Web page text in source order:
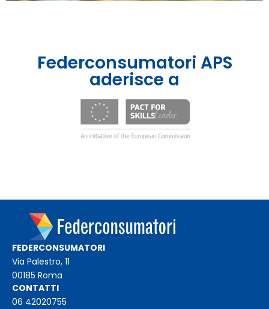
Federconsumatori APS
aderisce a
FEDERCONSUMATORI
Via Palestro, 11
00185 Roma
CONTATTI
06 42020755